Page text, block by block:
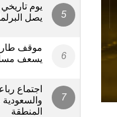
يوم
يصل
موقف
يسعف
اجتماع
المنطقة